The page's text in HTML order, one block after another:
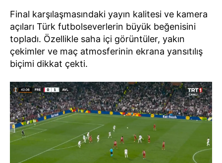
Final karşılaşmasındaki yayın kalitesi ve kamera
açıları Türk futbolseverlerin büyük beğenisini
topladı. Özellikle saha içi görüntüler, yakın
çekimler ve maç atmosferinin ekrana yansıtılış
biçimi dikkat çekti.